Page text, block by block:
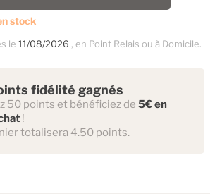
stock
le 11/08/2026 , en Point Relais ou à Domicile.
fidélité gagnés
50 points et bénéficiez de 5€ en
!
totalisera 4.50 points.